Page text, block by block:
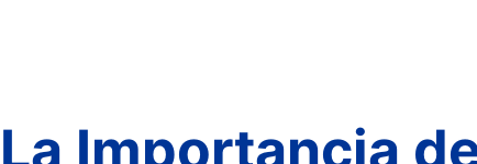
La Importancia